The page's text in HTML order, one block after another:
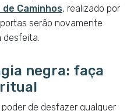
Caminhos, realizado por
serão novamente
desfeita.
negra: faça
de desfazer qualquer